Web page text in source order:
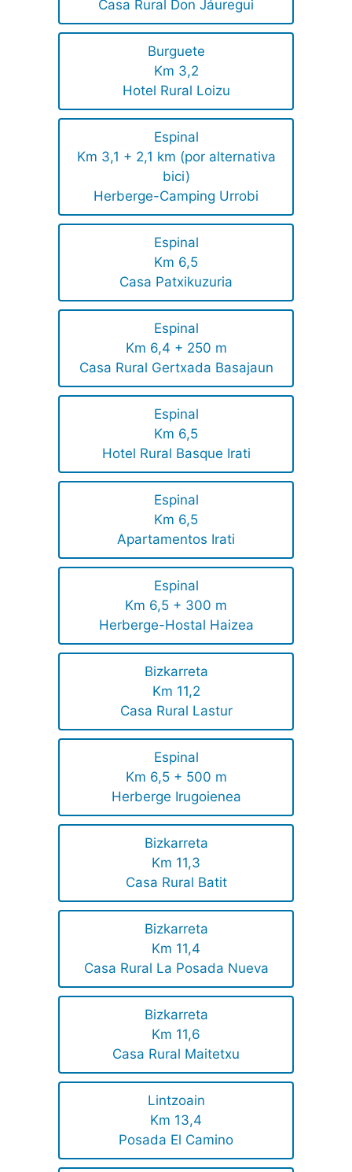
Casa Rural Don Jáuregui
Burguete
Km 3,2
Hotel Rural Loizu
Espinal
Km 3,1 + 2,1 km (por alternativa
bici)
Herberge-Camping Urrobi
Espinal
Km 6,5
Casa Patxikuzuria
Espinal
Km 6,4 + 250 m
Casa Rural Gertxada Basajaun
Espinal
Km 6,5
Hotel Rural Basque Irati
Espinal
Km 6,5
Apartamentos Irati
Espinal
Km 6,5 + 300 m
Herberge-Hostal Haizea
Bizkarreta
Km 11,2
Casa Rural Lastur
Espinal
Km 6,5 + 500 m
Herberge Irugoienea
Bizkarreta
Km 11,3
Casa Rural Batit
Bizkarreta
Km 11,4
Casa Rural La Posada Nueva
Bizkarreta
Km 11,6
Casa Rural Maitetxu
Lintzoain
Km 13,4
Posada El Camino